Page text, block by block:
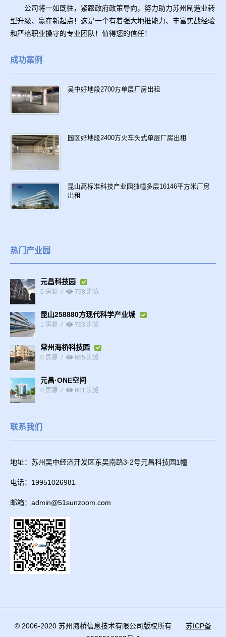
公司将一如既往，紧跟政府政策导向，努力助力苏州制造业转
型升级、赢在新起点！这是一个有着强大地推能力、丰富实战经验
和严格职业操守的专业团队！值得您的信任！
成功案例
吴中好地段2700方单层厂房出租
园区好地段2400方火车头式单层厂房出租
昆山高标准科技产业园独幢多层16146平方米厂房
出租
热门产业园
元昌科技园
0 房源 798 浏览
昆山258880方现代科学产业城
1 房源 763 浏览
常州海桥科技园
0 房源 665 浏览
元昌·ONE空间
0 房源 601 浏览
联系我们
地址：苏州吴中经济开发区东吴南路3-2号元昌科技园1幢
电话：19951026981
邮箱：admin@51sunzoom.com
© 2006-2020 苏州海桥信息技术有限公司版权所有 苏ICP备